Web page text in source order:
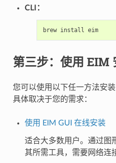
CLI：
brew install eim
第三步：使用 EIM
您可以使用以下任一方法安装
具体取决于您的需求：
使用 EIM GUI 在线安装
适合大多数用户。通过图
其所需工具，需要网络连